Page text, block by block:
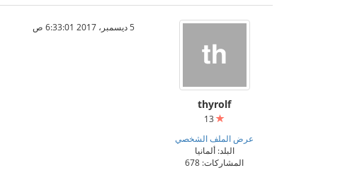
thyrolf
عرض الملف الشخصي
البلد: ألمانيا
المشاركات: 678
5 ديسمبر، 2017 6:33:01 ص